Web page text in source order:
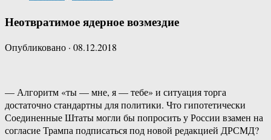
Неотвратимое ядерное возмездие
Опубликовано · 08.12.2018
— Алгоритм «ты — мне, я — тебе» и ситуация торга
достаточно стандартны для политики. Что гипотетически
Соединенные Штаты могли бы попросить у России взамен на
согласие Трампа подписаться под новой редакцией ДРСМД?